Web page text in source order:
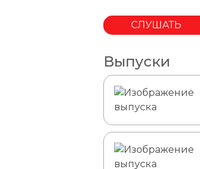
СЛУШАТЬ
Выпуски